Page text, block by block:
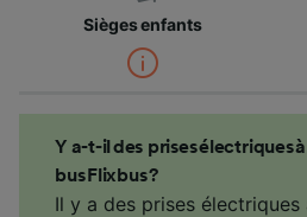
Sièges enfants
Y a-t-il des prises électriques
bus Flixbus ?
Il y a des prises